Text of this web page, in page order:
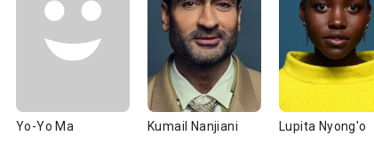
Yo-Yo Ma Kumail Nanjiani Lupita Nyong'o